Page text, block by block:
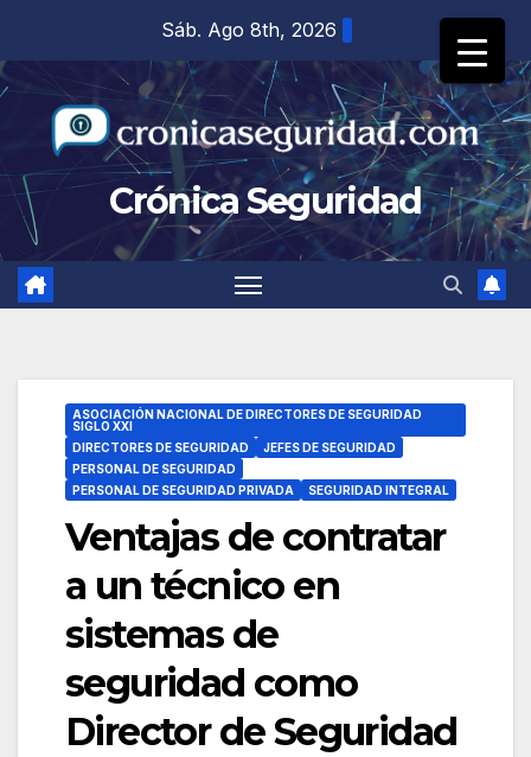
contenido
Sáb. Ago 8th, 2026
Crónica Seguridad
ASOCIACIÓN NACIONAL DE DIRECTORES DE SEGURIDAD
SIGLO XXI
DIRECTORES DE SEGURIDAD
JEFES DE SEGURIDAD
PERSONAL DE SEGURIDAD
PERSONAL DE SEGURIDAD PRIVADA
SEGURIDAD INTEGRAL
Ventajas de contratar
a un técnico en
sistemas de
seguridad como
Director de Seguridad